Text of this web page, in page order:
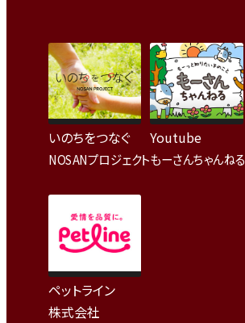
いのちをつなぐ
NOSANプロジェクト
Youtube
もーさんちゃんねる
ペットライン
株式会社